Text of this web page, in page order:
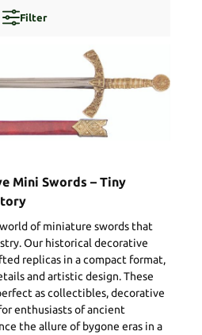
Filter
Mini Swords – Tiny
of miniature swords that
Our historical decorative
replicas in a compact format,
and artistic design. These
as collectibles, decorative
enthusiasts of ancient
the allure of bygone eras in a